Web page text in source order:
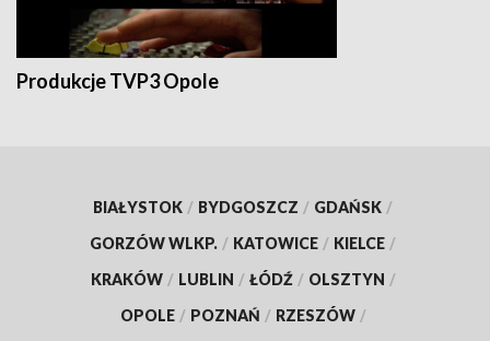
Produkcje TVP3 Opole
BIAŁYSTOK / BYDGOSZCZ / GDAŃSK /
GORZÓW WLKP. / KATOWICE / KIELCE /
KRAKÓW / LUBLIN / ŁÓDŹ / OLSZTYN /
OPOLE / POZNAŃ / RZESZÓW /